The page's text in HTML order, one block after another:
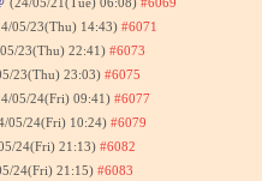
05/23(Thu) 14:43) #6071
23(Thu) 22:41) #6073
23(Thu) 23:03) #6075
05/24(Fri) 09:41) #6077
05/24(Fri) 10:24) #6079
24(Fri) 21:13) #6082
24(Fri) 21:15) #6083